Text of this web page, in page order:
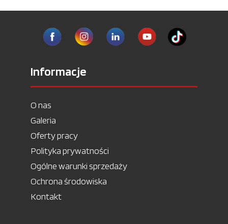
Informacje
O nas
Galeria
Oferty pracy
Polityka prywatności
Ogólne warunki sprzedaży
Ochrona środowiska
Kontakt